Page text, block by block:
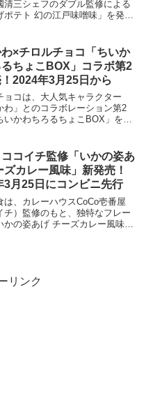
清三シェフのダブル監修による
ポテト 幻の江戸味噌味」を発売
て、堅あげポテトの30周年記念
の一環とし...
×チロルチョコ「ちいか
ちょこBOX」コラボ第2
2024年3月25日から
ョコは、大人気キャラクター
わ」とのコラボレーション第2
いかわちろるちょこBOX」を
という3つの味が楽しめるセット
おり、価格は...
コイチ監修「いかの姿あ
ズカレー風味」新発売！
3月25日にコンビニ先行
は、カレーハウスCoCo壱番屋
チ）監修のもと、独特なフレー
かの姿あげ チーズカレー風味」
リンク